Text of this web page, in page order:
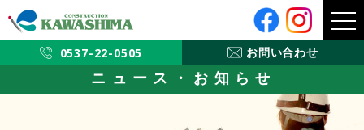
ニ
0537-22-0505 お問い合わせ
ニュース・お知らせ